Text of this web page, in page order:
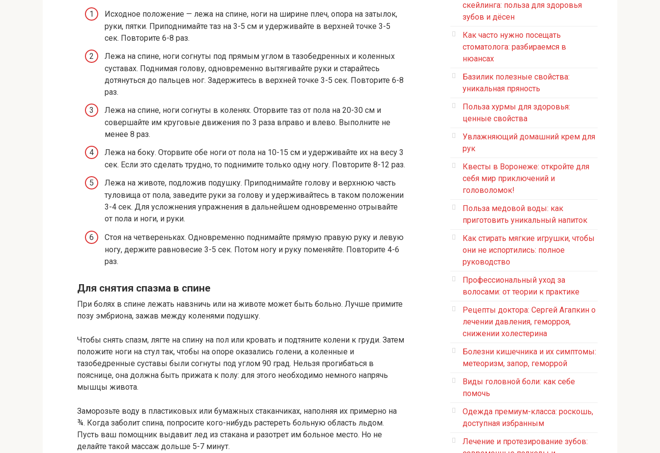
Исходное положение — лежа на спине, ноги на ширине плеч, опора на затылок,
руки, пятки. Приподнимайте таз на 3-5 см и удерживайте в верхней точке 3-5
сек. Повторите 6-8 раз.
Лежа на спине, ноги согнуты под прямым углом в тазобедренных и коленных
суставах. Поднимая голову, одновременно вытягивайте руки и старайтесь
дотянуться до пальцев ног. Задержитесь в верхней точке 3-5 сек. Повторите 6-8
раз.
Лежа на спине, ноги согнуты в коленях. Оторвите таз от пола на 20-30 см и
совершайте им круговые движения по 3 раза вправо и влево. Выполните не
менее 8 раз.
Лежа на боку. Оторвите обе ноги от пола на 10-15 см и удерживайте их на весу 3
сек. Если это сделать трудно, то поднимите только одну ногу. Повторите 8-12 раз.
Лежа на животе, подложив подушку. Приподнимайте голову и верхнюю часть
туловища от пола, заведите руки за голову и удерживайтесь в таком положении
3-4 сек. Для усложнения упражнения в дальнейшем одновременно отрывайте
от пола и ноги, и руки.
Стоя на четвереньках. Одновременно поднимайте прямую правую руку и левую
ногу, держите равновесие 3-5 сек. Потом ногу и руку поменяйте. Повторите 4-6
раз.
Для снятия спазма в спине
При болях в спине лежать навзничь или на животе может быть больно. Лучше примите
позу эмбриона, зажав между коленями подушку.
Чтобы снять спазм, лягте на спину на пол или кровать и подтяните колени к груди. Затем
положите ноги на стул так, чтобы на опоре оказались голени, а коленные и
тазобедренные суставы были согнуты под углом 90 град. Нельзя прогибаться в
пояснице, она должна быть прижата к полу: для этого необходимо немного напрячь
мышцы живота.
Заморозьте воду в пластиковых или бумажных стаканчиках, наполняя их примерно на
¾. Когда заболит спина, попросите кого-нибудь растереть больную область льдом.
Пусть ваш помощник выдавит лед из стакана и разотрет им больное место. Но не
делайте такой массаж дольше 5-7 минут.
скейлинга: польза для здоровья
зубов и дёсен
Как часто нужно посещать
стоматолога: разбираемся в
нюансах
Базилик полезные свойства:
уникальная пряность
Польза хурмы для здоровья:
ценные свойства
Увлажняющий домашний крем для
рук
Квесты в Воронеже: откройте для
себя мир приключений и
головоломок!
Польза медовой воды: как
приготовить уникальный напиток
Как стирать мягкие игрушки, чтобы
они не испортились: полное
руководство
Профессиональный уход за
волосами: от теории к практике
Рецепты доктора: Сергей Агапкин о
лечении давления, геморроя,
снижении холестерина
Болезни кишечника и их симптомы:
метеоризм, запор, геморрой
Виды головной боли: как себе
помочь
Одежда премиум-класса: роскошь,
доступная избранным
Лечение и протезирование зубов: